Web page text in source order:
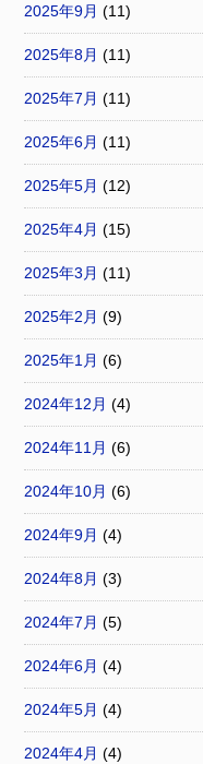
2025年9月 (11)
2025年8月 (11)
2025年7月 (11)
2025年6月 (11)
2025年5月 (12)
2025年4月 (15)
2025年3月 (11)
2025年2月 (9)
2025年1月 (6)
2024年12月 (4)
2024年11月 (6)
2024年10月 (6)
2024年9月 (4)
2024年8月 (3)
2024年7月 (5)
2024年6月 (4)
2024年5月 (4)
2024年4月 (4)